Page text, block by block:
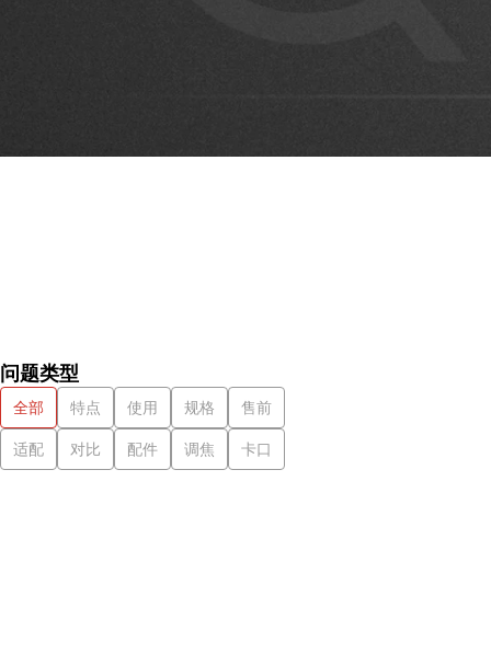
问题类型
全部 特点 使用 规格
售前
适配
对比 配件 调焦 卡口